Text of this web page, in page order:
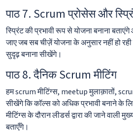
पाठ 7. Scrum प्रोसेस और
स्प्रिंट की प्रभावी रूप से योजना बनाना
जाए जब सब चीज़ें योजना के अनुसार नहीं हो
सुदृढ़ बनाना सीखेंगे।
पाठ 8. दैनिक Scrum मीटिंग
हम scrum मीटिंग्स, meetup मुलाक़ातों,
सीखेंगे कि कॉल्स को अधिक प्रभावी बनाने के
मीटिंग्स के दौरान लीडर्स द्वारा की जाने वाली
बताएँगे।